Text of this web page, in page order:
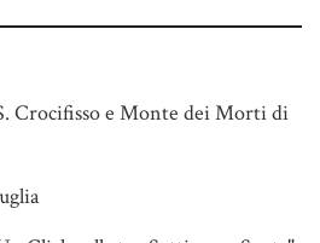
Crocifisso e Monte dei Morti di